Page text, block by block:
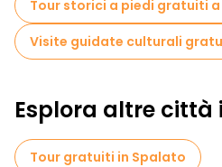
Tour storici a piedi gratuiti a
Visite guidate culturali
Esplora altre città
Tour gratuiti in Spalato